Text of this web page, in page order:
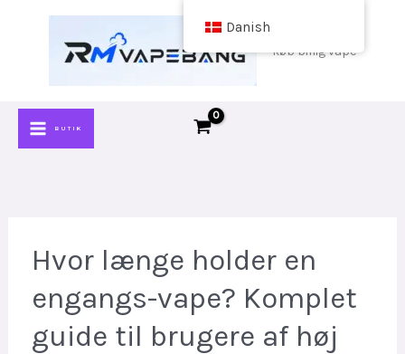
køb billig vape
BUTIK
Hvor længe holder en
engangs-vape? Komplet
guide til brugere af høj
Danish